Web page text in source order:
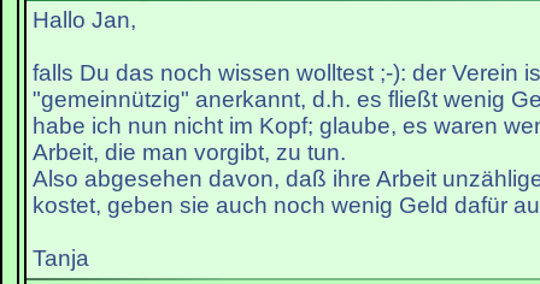
Hallo Jan,
falls Du das noch wissen wolltest ;-): der Verein
"gemeinnützig" anerkannt, d.h. es fließt wenig
habe ich nun nicht im Kopf; glaube, es waren
Arbeit, die man vorgibt, zu tun.
Also abgesehen davon, daß ihre Arbeit
kostet, geben sie auch noch wenig Geld dafür
Tanja